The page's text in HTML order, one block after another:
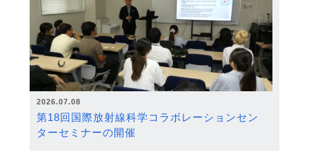
2026.07.08
第18回国際放射線科学コラボレーションセン
ターセミナーの開催